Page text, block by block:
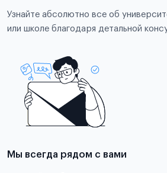
Узнайте абсолютно все об
или школе благодаря детальной
Мы всегда рядом с вами